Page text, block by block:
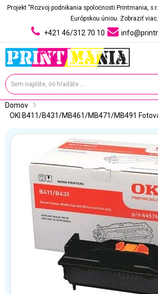
Projekt "Rozvoj podnikania spoločnosti Printmania,
Európskou úniou. Zobraziť viac.
+421 46/312 70 10
Domov
OKI B411/B431/MB461/MB471/MB491